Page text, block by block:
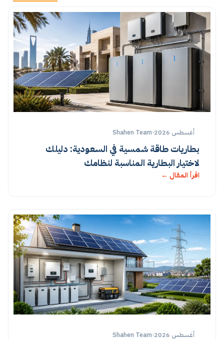
أغسطس 2026 ·
Shahen Team
بطاريات طاقة شمسية في السعودية: دليلك
لاختيار البطارية المناسبة لنظامك
اقرأ المقال ←
أغسطس 2026 ·
Shahen Team